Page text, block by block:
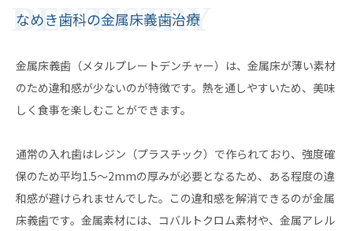
なめき歯科の金属床義歯治療
金属床義歯（メタルプレートデンチャー）は、金属床が薄い素材
のため違和感が少ないのが特徴です。熱を通しやすいため、美味
しく食事を楽しむことができます。
通常の入れ歯はレジン（プラスチック）で作られており、強度確
保のため平均1.5〜2mmの厚みが必要となるため、ある程度の違
和感が避けられませんでした。この違和感を解消できるのが金属
床義歯です。金属素材には、コバルトクロム素材や、金属アレル